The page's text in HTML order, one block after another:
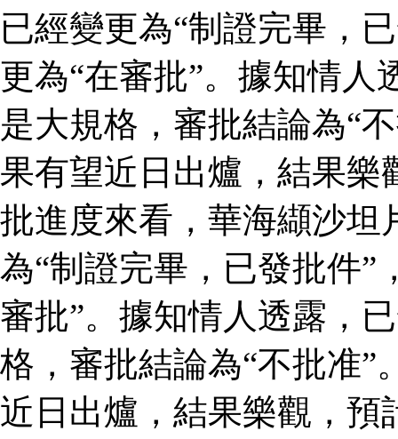
已經變更為“制證完畢，
更為“在審批”。據知情
是大規格，審批結論為“
果有望近日出爐，結果樂
批進度來看，華海纈沙坦
為“制證完畢，已發批件”
審批”。據知情人透露，
格，審批結論為“不批准”
近日出爐，結果樂觀，預